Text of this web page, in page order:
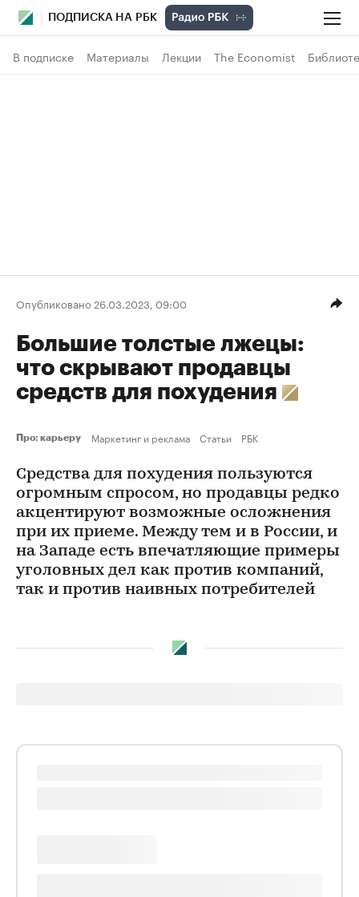
ПОДПИСКА НА РБК
В подписке Материалы Лекции The Economist
Опубликовано 26.03.2023, 09:00
Большие толстые лжецы:
что скрывают продавцы
средств для похудения
Про: карьеру Маркетинг и реклама Статьи РБК
Средства для похудения пользуются
огромным спросом, но продавцы редко
акцентируют возможные осложнения
при их приеме. Между тем и в России, и
на Западе есть впечатляющие примеры
уголовных дел как против компаний,
так и против наивных потребителей